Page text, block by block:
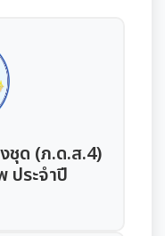
แผนพัฒนาท้องถิ่น
ชุด (ภ.ด.ส.4)
ประจำปี